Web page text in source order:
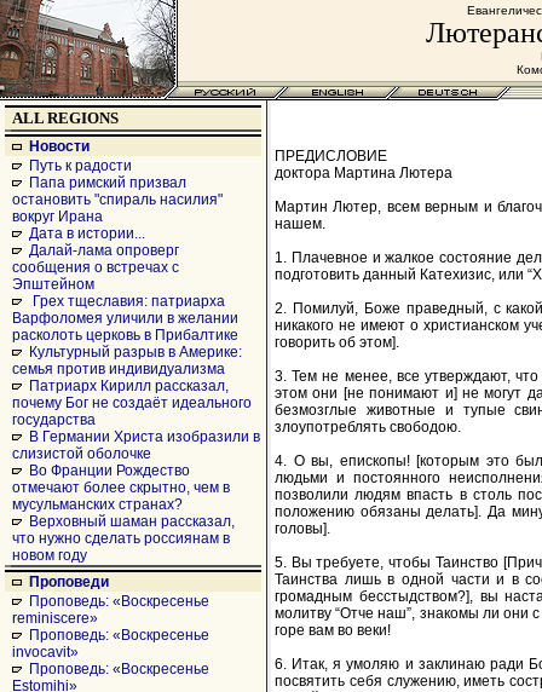
ALL REGIONS
Новости
Путь к радости
Папа римский призвал
остановить "спираль насилия"
вокруг Ирана
Дата в истории...
Далай-лама опроверг
сообщения о встречах с
Эпштейном
Грех тщеславия: патриарха
Варфоломея уличили в желании
расколоть церковь в Прибалтике
Культурный разрыв в Америке:
семья против индивидуализма
Патриарх Кирилл рассказал,
почему Бог не создаёт идеального
государства
В Германии Христа изобразили в
слизистой оболочке
Во Франции Рождество
отмечают более скрытно, чем в
мусульманских странах?
Верховный шаман рассказал,
что нужно сделать россиянам в
новом году
Проповеди
Проповедь: «Воскресенье
reminiscere»
Проповедь: «Воскресенье
invocavit»
Проповедь: «Воскресенье
Estomihi»
ПРЕДИСЛОВИЕ
доктора Мартина Лютера
Мартин Лютер, всем верным и
нашем.
1. Плачевное и жалкое состояние
подготовить данный Катехизис, или
2. Помилуй, Боже праведный, с
никакого не имеют о христианском
говорить об этом].
3. Тем не менее, все утверждают,
этом они [не понимают и] не могут
безмозглые животные и тупые
злоупотреблять свободою.
4. О вы, епископы! [которым это
людьми и постоянного
позволили людям впасть в столь
положению обязаны делать]. Да
головы].
5. Вы требуете, чтобы Таинство
Таинства лишь в одной части и в
громадным бесстыдством?], вы
молитву “Отче наш”, знакомы ли они
горе вам во веки!
6. Итак, я умоляю и заклинаю ради
посвятить себя служению, иметь